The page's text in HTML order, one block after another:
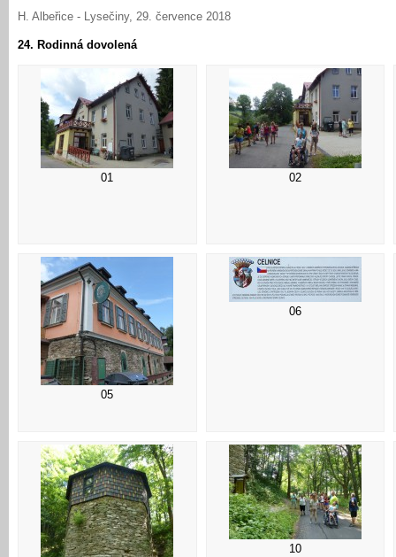
H. Albeřice - Lysečiny, 29. července 2018
24. Rodinná dovolená
01 02
05
06
10